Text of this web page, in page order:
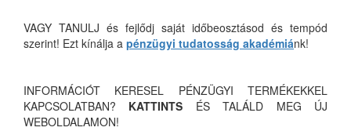
VAGY TANULJ és fejlődj saját időbeosztásod és tempód
szerint! Ezt kínálja a pénzügyi tudatosság akadémiánk!
INFORMÁCIÓT KERESEL PÉNZÜGYI TERMÉKEKKEL
KAPCSOLATBAN? KATTINTS ÉS TALÁLD MEG ÚJ
WEBOLDALAMON!